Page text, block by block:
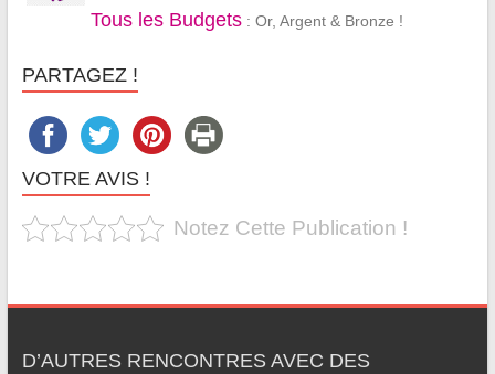
Tous les Budgets : Or, Argent & Bronze !
PARTAGEZ !
VOTRE AVIS !
Notez Cette Publication !
D’AUTRES RENCONTRES AVEC DES